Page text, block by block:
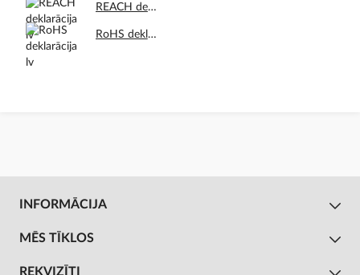
REACH deklarācija lv.pdf
RoHS deklarācija lv.pdf
INFORMĀCIJA
MĒS TĪKLOS
REKVIZĪTI